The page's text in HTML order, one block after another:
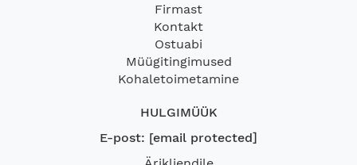
Firmast
Kontakt
Ostuabi
Müügitingimused
Kohaletoimetamine
HULGIMÜÜK
E-post: [email protected]